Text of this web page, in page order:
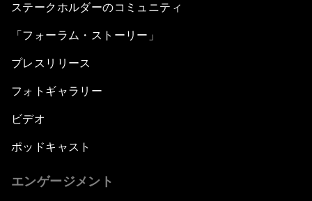
ステークホルダーのコミュニティ
「フォーラム・ストーリー」
プレスリリース
フォトギャラリー
ビデオ
ポッドキャスト
エンゲージメント